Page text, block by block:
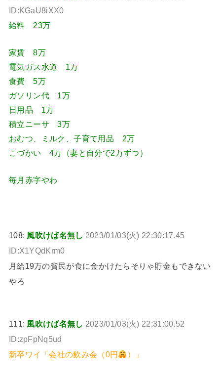
ID:KGaU8iXX0
給料 23万
家賃 8万
電気ガス水道 1万
食費 5万
ガソリン代 1万
日用品 1万
積立ニーサ 3万
おむつ、ミルク、子育て用品 2万
こづかい 4万（妻と自分で2万ずつ）
毎月赤字やわ
108: 風吹けば名無し 2023/01/03(火) 22:30:17.45
ID:X1YQdKrm0
月給19万の貧民が食に金かけたらそりゃ貯金もできない
やろ
111: 風吹けば名無し 2023/01/03(火) 22:31:00.52
ID:zpFpNq5ud
新卒ワイ「会社の飲み会（0円
）」